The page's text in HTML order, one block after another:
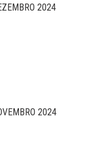
2024
2024